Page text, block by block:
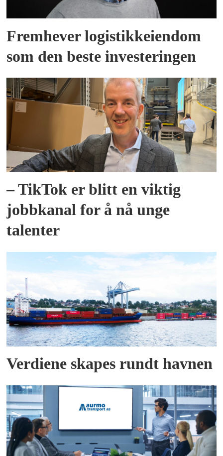
Fremhever logistikkeiendom
som den beste investeringen
– TikTok er blitt en viktig
jobbkanal for å nå unge
talenter
Verdiene skapes rundt havnen